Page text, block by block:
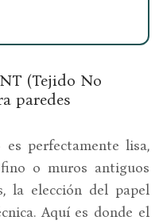
(Tejido No
paredes
perfectamente lisa,
o muros antiguos
la elección del papel
Aquí es donde el